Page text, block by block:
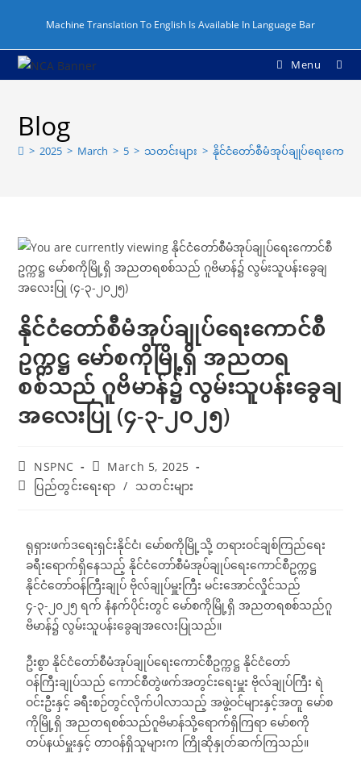
Machine Translation To English Is Available In Language Bar
Menu
Blog
> 2025 > March > 5 > သတင်းများ > နိုင်ငံတော်စီမံအုပ်ချုပ်ရေးကော
နိုင်ငံတော်စီမံအုပ်ချုပ်ရေးကောင်စီ
ဥက္ကဋ္ဌ မော်စကိုမြို့ရှိ အညတရ
စစ်သည် ဂူဗိမာန်၌ လွမ်းသူပန်းခွေချ
အလေးပြု (၄-၃-၂၀၂၅)
NSPNC
March 5, 2025
ပြည်တွင်းရေးရာ / သတင်းများ
ရုရှားဖက်ဒရေးရှင်းနိုင်ငံ၊ မော်စကိုမြို့သို့ တရားဝင်ချစ်ကြည်ရေး
ခရီးရောက်ရှိနေသည့် နိုင်ငံတော်စီမံအုပ်ချုပ်ရေးကောင်စီဥက္ကဋ္ဌ
နိုင်ငံတော်ဝန်ကြီးချုပ် ဗိုလ်ချုပ်မှူးကြီး မင်းအောင်လှိုင်သည်
၄-၃-၂၀၂၅ ရက် နံနက်ပိုင်းတွင် မော်စကိုမြို့ရှိ အညတရစစ်သည်ဂူ
ဗိမာန်၌ လွမ်းသူပန်းခွေချအလေးပြုသည်။
ဦးစွာ နိုင်ငံတော်စီမံအုပ်ချုပ်ရေးကောင်စီဥက္ကဋ္ဌ နိုင်ငံတော်
ဝန်ကြီးချုပ်သည် ကောင်စီတွဲဖက်အတွင်းရေးမှူး ဗိုလ်ချုပ်ကြီး ရဲ
ဝင်းဦးနှင့် ခရီးစဉ်တွင်လိုက်ပါလာသည့် အဖွဲ့ဝင်များနှင့်အတူ မော်စ
ကိုမြို့ရှိ အညတရစစ်သည်ဂူဗိမာန်သို့ရောက်ရှိကြရာ မော်စကို
တပ်နယ်မှူးနှင့် တာဝန်ရှိသူများက ကြိုဆိုနှုတ်ဆက်ကြသည်။